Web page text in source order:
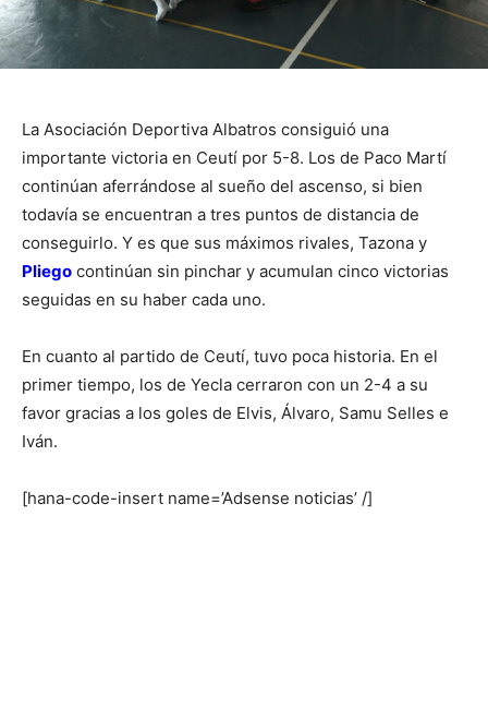
La Asociación Deportiva Albatros consiguió una
importante victoria en Ceutí por 5-8. Los de Paco Martí
continúan aferrándose al sueño del ascenso, si bien
todavía se encuentran a tres puntos de distancia de
conseguirlo. Y es que sus máximos rivales, Tazona y
Pliego continúan sin pinchar y acumulan cinco victorias
seguidas en su haber cada uno.
En cuanto al partido de Ceutí, tuvo poca historia. En el
primer tiempo, los de Yecla cerraron con un 2-4 a su
favor gracias a los goles de Elvis, Álvaro, Samu Selles e
Iván.
[hana-code-insert name=’Adsense noticias’ /]